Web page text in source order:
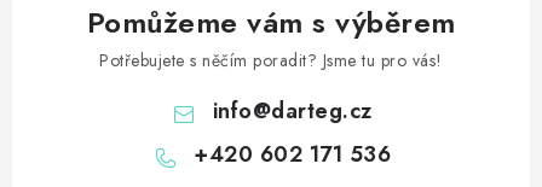
Pomůžeme vám s výběrem
Potřebujete s něčím poradit? Jsme tu pro vás!
info@darteg.cz
+420 602 171 536